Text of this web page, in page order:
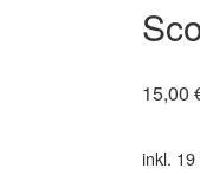
15,00
inkl.